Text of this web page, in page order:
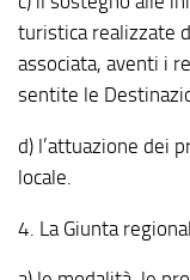
turistica realizzate
associata, aventi i
sentite le
d) l’attuazione dei
locale.
4. La Giunta